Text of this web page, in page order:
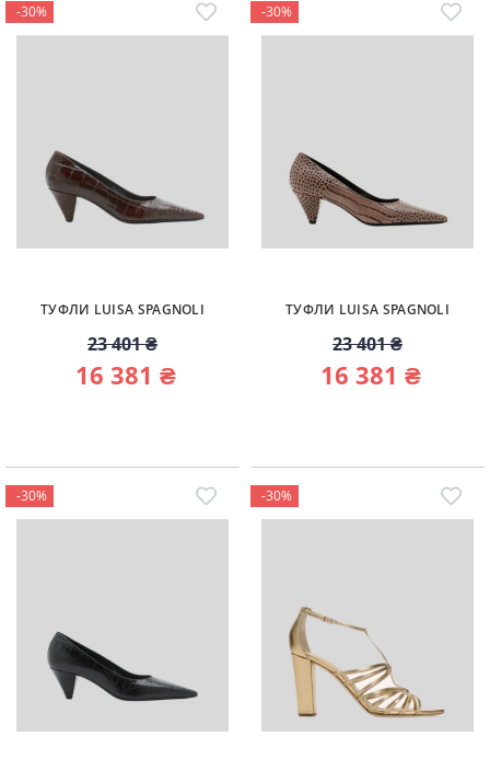
-30%
ТУФЛИ LUISA SPAGNOLI
23 401 ₴
16 381 ₴
-30%
ТУФЛИ LUISA SPAGNOLI
23 401 ₴
16 381 ₴
-30% -30%